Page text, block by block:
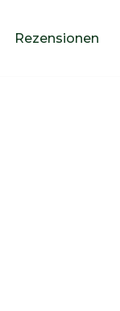
Rezensionen